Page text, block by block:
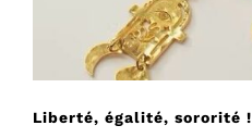
Liberté, égalité, sororité !